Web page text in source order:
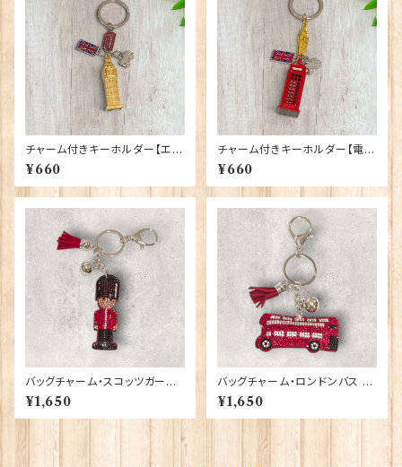
チャーム付きキーホルダー【エリ
ザベスタワー】A&S Gift 9042
4
¥660
チャーム付きキーホルダー【電話
ボックス】A&S Gift 90423
¥660
バッグチャーム・スコッツガーズ
Elgate Products 90420
¥1,650
バッグチャーム・ロンドンバス El
gate Products 90419
¥1,650